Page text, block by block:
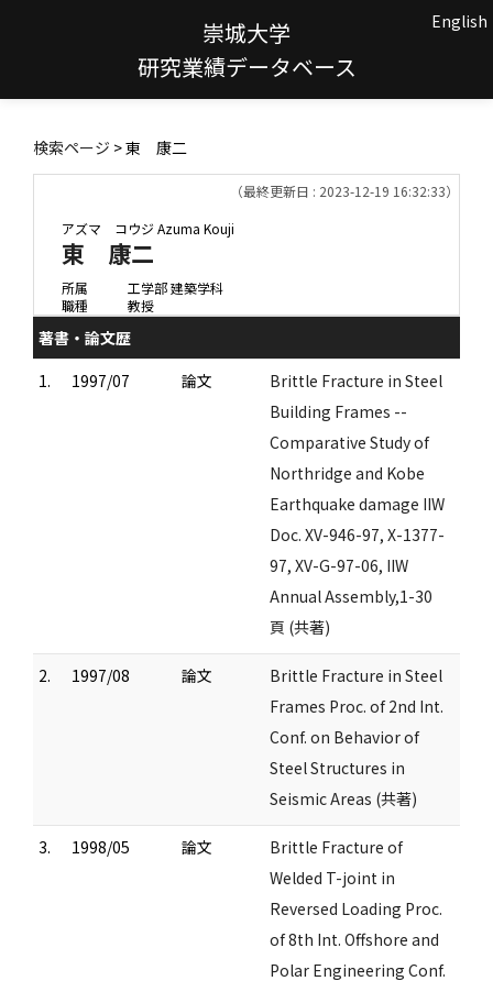
崇城大学
研究業績データベース
English
検索ページ > 東 康二
（最終更新日 : 2023-12-19 16:32:33）
アズマ コウジ Azuma Kouji
東 康二
所属
工学部 建築学科
職種
教授
著書・論文歴
1.
1997/07 論文
Brittle Fracture in Steel
Building Frames --
Comparative Study of
Northridge and Kobe
Earthquake damage IIW
Doc. XV-946-97, X-1377-
97, XV-G-97-06, IIW
Annual Assembly,1-30
頁 (共著)
2. 1997/08 論文
Brittle Fracture in Steel
Frames Proc. of 2nd Int.
Conf. on Behavior of
Steel Structures in
Seismic Areas (共著)
3. 1998/05 論文
Brittle Fracture of
Welded T-joint in
Reversed Loading Proc.
of 8th Int. Offshore and
Polar Engineering Conf.